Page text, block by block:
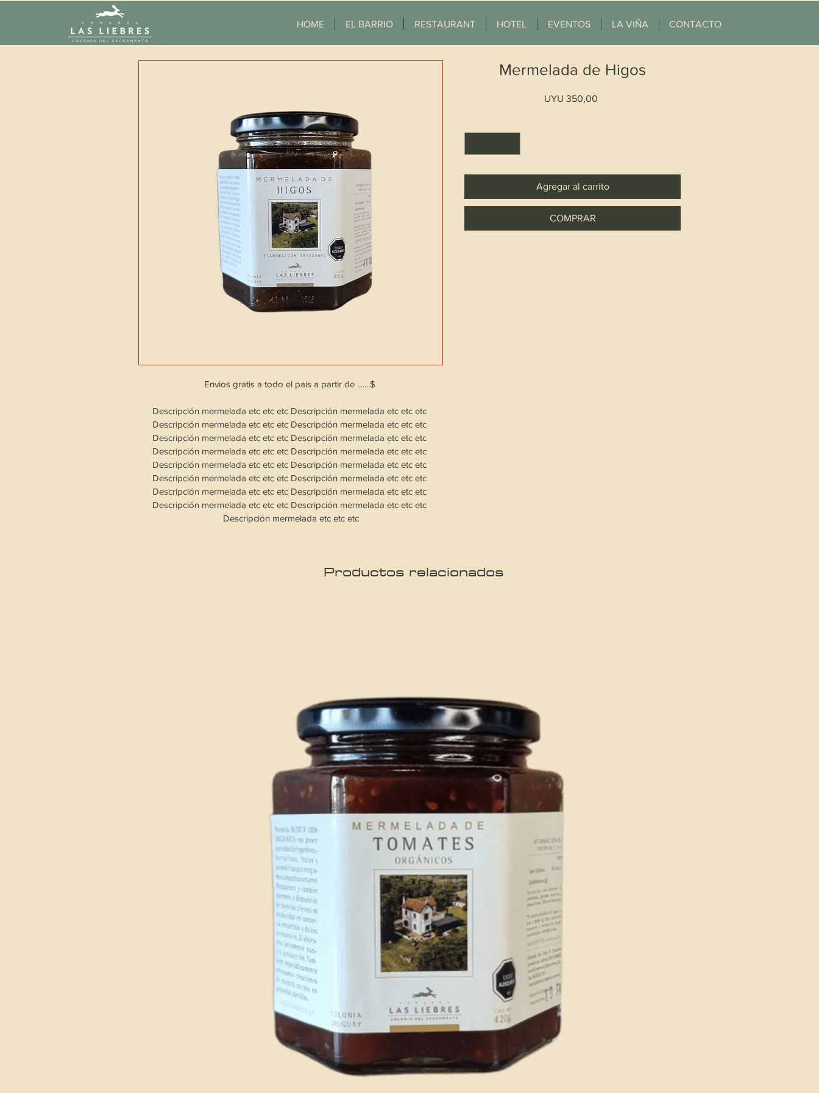
HOME EL BARRIO RESTAURANT HOTEL EVENTOS LA VIÑA CONTACTO
Envios gratis a todo el pais a partir de .......$
Descripción mermelada etc etc etc ​​​​​​​Descripción mermelada etc etc etc ​​​​​​​
Descripción mermelada etc etc etc ​​​​​​​Descripción mermelada etc etc etc ​​​​​​​
Descripción mermelada etc etc etc ​​​​​​​Descripción mermelada etc etc etc ​​​​​​​
Descripción mermelada etc etc etc ​​​​​​​Descripción mermelada etc etc etc ​​​​​​​
Descripción mermelada etc etc etc ​​​​​​​Descripción mermelada etc etc etc ​​​​​​​
Descripción mermelada etc etc etc ​​​​​​​Descripción mermelada etc etc etc ​​​​​​​
Descripción mermelada etc etc etc ​​​​​​​Descripción mermelada etc etc etc ​​​​​​​
Descripción mermelada etc etc etc ​​​​​​​Descripción mermelada etc etc etc ​​​​​​​
Descripción mermelada etc etc etc
Mermelada de Higos
UYU 350,00
Agregar al carrito
COMPRAR
Productos relacionados